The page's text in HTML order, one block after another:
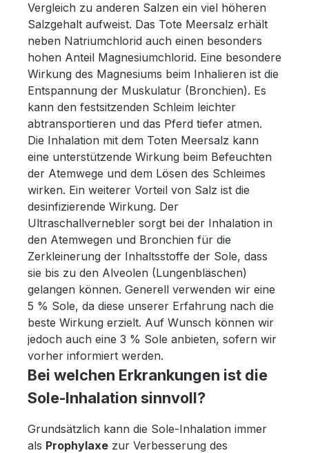
Vergleich zu anderen Salzen ein viel höheren
Salzgehalt aufweist. Das Tote Meersalz erhält
neben Natriumchlorid auch einen besonders
hohen Anteil Magnesiumchlorid. Eine besondere
Wirkung des Magnesiums beim Inhalieren ist die
Entspannung der Muskulatur (Bronchien). Es
kann den festsitzenden Schleim leichter
abtransportieren und das Pferd tiefer atmen.
Die Inhalation mit dem Toten Meersalz kann
eine unterstützende Wirkung beim Befeuchten
der Atemwege und dem Lösen des Schleimes
wirken. Ein weiterer Vorteil von Salz ist die
desinfizierende Wirkung. Der
Ultraschallvernebler sorgt bei der Inhalation in
den Atemwegen und Bronchien für die
Zerkleinerung der Inhaltsstoffe der Sole, dass
sie bis zu den Alveolen (Lungenbläschen)
gelangen können. Generell verwenden wir eine
5 % Sole, da diese unserer Erfahrung nach die
beste Wirkung erzielt. Auf Wunsch können wir
jedoch auch eine 3 % Sole anbieten, sofern wir
vorher informiert werden.
Bei welchen Erkrankungen ist die
Sole-Inhalation sinnvoll?
Grundsätzlich kann die Sole-Inhalation immer
als Prophylaxe zur Verbesserung des